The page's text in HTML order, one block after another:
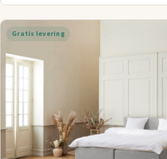
Gratis levering